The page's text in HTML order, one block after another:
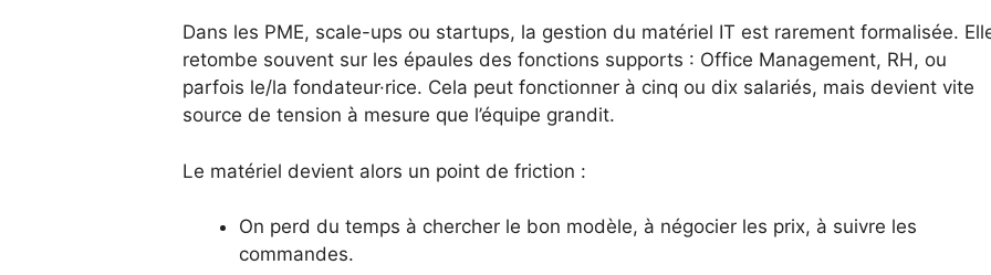
Dans les PME, scale-ups ou startups, la gestion du matériel IT est rarement formalisée.
retombe souvent sur les épaules des fonctions supports : Office Management, RH, ou
parfois le/la fondateur·rice. Cela peut fonctionner à cinq ou dix salariés, mais devient vite
source de tension à mesure que l’équipe grandit.
Le matériel devient alors un point de friction :
On perd du temps à chercher le bon modèle, à négocier les prix, à suivre les
commandes.